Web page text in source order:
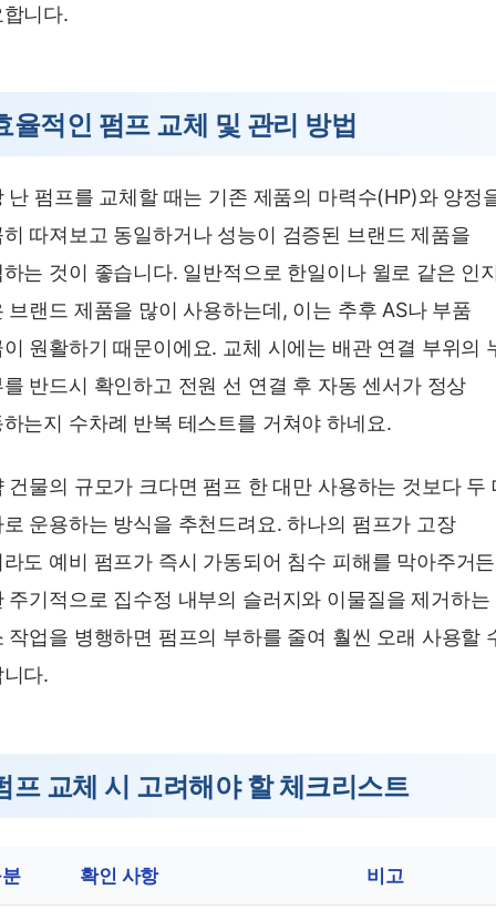
니다.
율적인 펌프 교체 및 관리 방법
난 펌프를 교체할 때는 기존 제품의 마력수(HP)와 양정
따져보고 동일하거나 성능이 검증된 브랜드 제품을
는 것이 좋습니다. 일반적으로 한일이나 윌로 같은 인
브랜드 제품을 많이 사용하는데, 이는 추후 AS나 부품
원활하기 때문이에요. 교체 시에는 배관 연결 부위의
반드시 확인하고 전원 선 연결 후 자동 센서가 정상
는지 수차례 반복 테스트를 거쳐야 하네요.
건물의 규모가 크다면 펌프 한 대만 사용하는 것보다 두
운용하는 방식을 추천드려요. 하나의 펌프가 고장
도 예비 펌프가 즉시 가동되어 침수 피해를 막아주거
주기적으로 집수정 내부의 슬러지와 이물질을 제거하는
작업을 병행하면 펌프의 부하를 줄여 훨씬 오래 사용할
다.
프 교체 시 고려해야 할 체크리스트
확인 사항 비고